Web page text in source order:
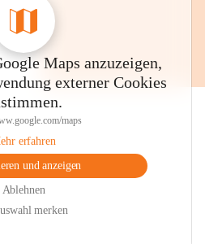
Maps anzuzeigen,
externer Cookies
maps
erfahren
und anzeigen
Ablehnen
merken